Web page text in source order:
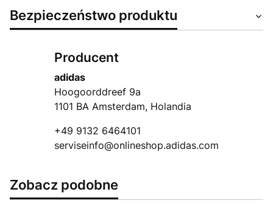
Bezpieczeństwo produktu
Producent
adidas
Hoogoorddreef 9a
1101 BA Amsterdam, Holandia
+49 9132 6464101
serviseinfo@onlineshop.adidas.com
Zobacz podobne